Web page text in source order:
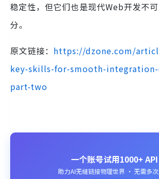
稳定性，但它们也是现代Web开发不
分。
原文链接： https://dzone.com/
key-skills-for-smooth-
part-two
一个账号试用1000+ API
助力AI无缝链接物理世界 · 无需多